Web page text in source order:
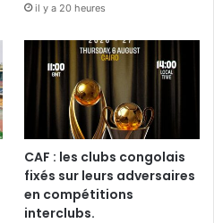
il y a 20 heures
CAF : les clubs congolais
fixés sur leurs adversaires
en compétitions
interclubs.